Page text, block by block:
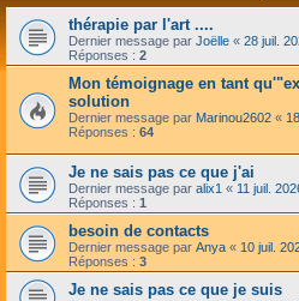
thérapie par l'art ....
Dernier message par Joëlle « 28 juil.
Réponses : 2
Mon témoignage en tant
solution
Dernier message par Marinou2602 «
Réponses : 64
Je ne sais pas ce que j'ai
Dernier message par alix1 « 11 juil.
Réponses : 1
besoin de contacts
Dernier message par Anya « 10 juil.
Réponses : 3
Je ne sais pas ce que je suis